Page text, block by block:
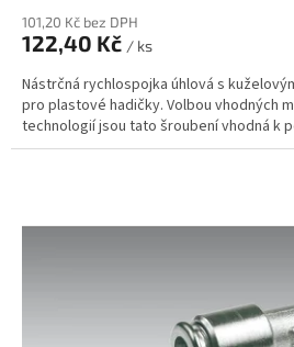
101,20 Kč bez DPH
122,40 Kč / ks
Nástrčná rychlospojka úhlová s
pro plastové hadičky. Volbou vhodných
technologií jsou tato šroubení vhodná k